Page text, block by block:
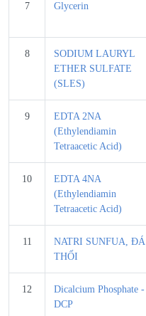
7 Glycerin
8
SODIUM LAURYL
ETHER SULFATE
(SLES)
9
EDTA 2NA
(Ethylendiamin
Tetraacetic Acid)
10
EDTA 4NA
(Ethylendiamin
Tetraacetic Acid)
11
NATRI SUNFUA, ĐÁ
THỐI
12
Dicalcium Phosphate -
DCP